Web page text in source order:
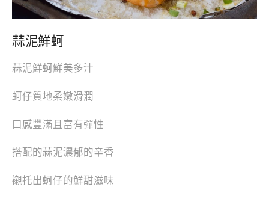
蒜泥鮮蚵
蒜泥鮮蚵鮮美多汁
蚵仔質地柔嫩滑潤
口感豐滿且富有彈性
搭配的蒜泥濃郁的辛香
襯托出蚵仔的鮮甜滋味